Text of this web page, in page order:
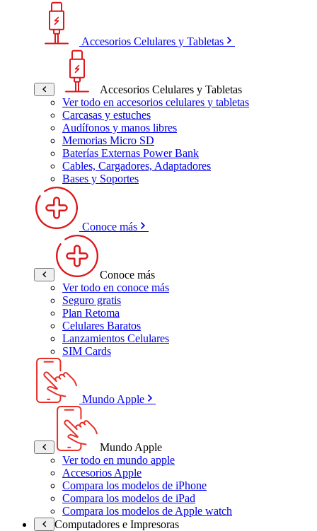
Accesorios Celulares y Tabletas
Accesorios Celulares y Tabletas
Ver todo en accesorios celulares y tabletas
Carcasas y estuches
Audífonos y manos libres
Memorias Micro SD
Baterías Externas Power Bank
Cables, Cargadores, Adaptadores
Bases y Soportes
Conoce más
Conoce más
Ver todo en conoce más
Seguro gratis
Plan Retoma
Celulares Baratos
Lanzamientos Celulares
SIM Cards
Mundo Apple
Mundo Apple
Ver todo en mundo apple
Accesorios Apple
Compara los modelos de iPhone
Compara los modelos de iPad
Compara los modelos de Apple watch
Computadores e Impresoras